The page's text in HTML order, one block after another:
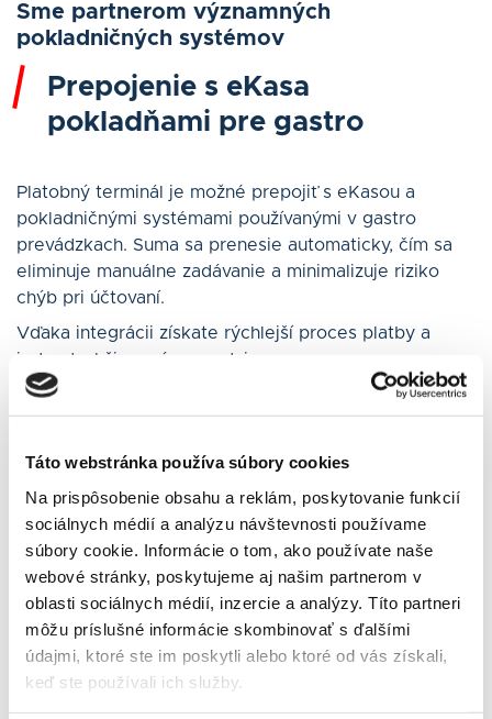
Táto webstránka používa súbory cookies
Na prispôsobenie obsahu a reklám, poskytovanie funkcií
sociálnych médií a analýzu návštevnosti používame
súbory cookie. Informácie o tom, ako používate naše
webové stránky, poskytujeme aj našim partnerom v
oblasti sociálnych médií, inzercie a analýzy. Títo partneri
môžu príslušné informácie skombinovať s ďalšími
údajmi, ktoré ste im poskytli alebo ktoré od vás získali,
keď ste používali ich služby.
Sme partnerom významných
pokladničných systémov
Prepojenie s eKasa
pokladňami pre gastro
Platobný terminál je možné prepojiť s eKasou a
pokladničnými systémami používanými v gastro
prevádzkach. Suma sa prenesie automaticky, čím sa
eliminuje manuálne zadávanie a minimalizuje riziko
chýb pri účtovaní.
Vďaka integrácii získate rýchlejší proces platby a
jednoduchšiu správu predaja.
MÁM ZÁUJEM ZISTIŤ VIAC